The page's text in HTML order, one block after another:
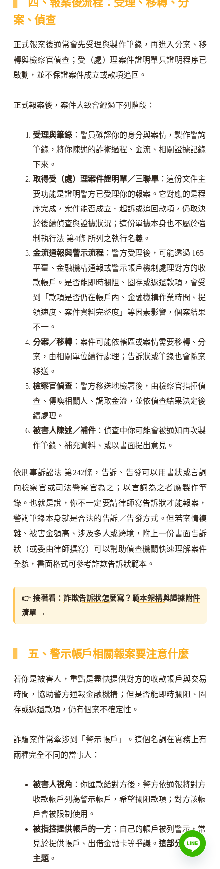
四、報案後流程：受理、移轉、分
案、偵查
正式報案後通常會先受理與製作筆錄，再進入分案、移
轉與檢察官偵查；受（處）理案件證明單只證明程序已
啟動，並不保證案件成立或款項追回。
正式報案後，案件大致會經過下列階段：
受理與筆錄：警員確認你的身分與案情，製作警詢
筆錄，將你陳述的詐術過程、金流、相關證據記錄
下來。
取得受（處）理案件證明單／三聯單：這份文件主
要功能是證明警方已受理你的報案。它對應的是程
序完成，案件能否成立、起訴或追回款項，仍取決
於後續偵查與證據狀況；這份單據本身也不屬於強
制執行法 第4條 所列之執行名義。
金流通報與警示流程：警方受理後，可能透過 165
平臺、金融機構通報或警示帳戶機制處理對方的收
款帳戶。是否能即時攔阻、圈存或返還款項，會受
到「款項是否仍在帳戶內、金融機構作業時間、提
領速度、案件資料完整度」等因素影響，個案結果
不一。
分案／移轉：案件可能依轄區或案情需要移轉、分
案，由相關單位續行處理；告訴狀或筆錄也會隨案
移送。
檢察官偵查：警方移送地檢署後，由檢察官指揮偵
查、傳喚相關人、調取金流，並依偵查結果決定後
續處理。
被害人陳述／補件：偵查中你可能會被通知再次製
作筆錄、補充資料、或以書面提出意見。
依刑事訴訟法 第242條，告訴、告發可以用書狀或言詞
向檢察官或司法警察官為之；以言詞為之者應製作筆
錄。也就是說，你不一定要請律師寫告訴狀才能報案，
警詢筆錄本身就是合法的告訴／告發方式。但若案情複
雜、被害金額高、涉及多人或跨境，附上一份書面告訴
狀（或委由律師撰寫）可以幫助偵查機關快速理解案件
全貌，書面格式可參考詐欺告訴狀範本。
👉 接著看：詐欺告訴狀怎麼寫？範本架構與證據附件
清單→
五、警示帳戶相關報案要注意什麼
若你是被害人，重點是盡快提供對方的收款帳戶與交易
時間，協助警方通報金融機構；但是否能即時攔阻、圈
存或返還款項，仍有個案不確定性。
詐騙案件常牽涉到「警示帳戶」。這個名詞在實務上有
兩種完全不同的當事人：
被害人視角 ：你匯款給對方後，警方依通報將對方
收款帳戶列為警示帳戶，希望攔阻款項；對方該帳
戶會被限制使用。
被指控提供帳戶的一方：自己的帳戶被列警示，常
見於提供帳戶、出借金融卡等爭議。 這部分屬另一
主題。